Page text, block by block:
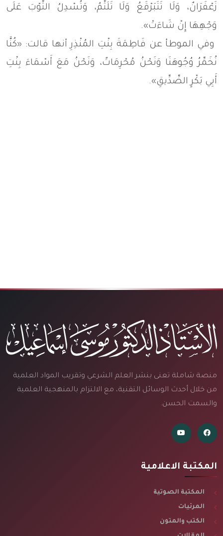
زَعْفَرَانٌ، وَلَا تَتَبَرْقَعُ وَلَا تَلَثَّمُ، وَتُسْدِلُ الثَّوْبَ عَلَى
وَجْهِهَا إِنْ شَاءَتْ».
وفي الموطأ عن فَاطِمَةَ بِنْتِ المُنْذِرِ أنها قالت: «كُنَّا
نُخَمِّرُ وُجُوهَنَا وَنَحْنُ مُحْرِمَاتٌ، وَنَحْنُ مَعَ أَسْمَاءَ بِنْتِ
أَبِي بَكْرٍ الصِّدِّيقِ».
منصة شاملة تعنى بنشر العلم الشرعي وتقريب المواد العلمية
من خلال أحدث الوسائل التقنية، مع الالتزام بالمنهجية العلمية
والسمت الحسن.
المكتبة الاعلامية
المكتبة الصوتية
المرئيات
الكتب والمتون